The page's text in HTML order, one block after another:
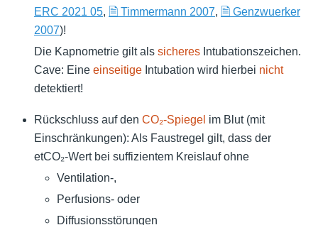
ERC 2021 05, 🗎 Timmermann 2007, 🗎 Genzwuerker
2007)!
Die Kapnometrie gilt als sicheres Intubationszeichen.
Cave: Eine einseitige Intubation wird hierbei nicht
detektiert!
Rückschluss auf den CO₂-Spiegel im Blut (mit
Einschränkungen): Als Faustregel gilt, dass der
etCO₂-Wert bei suffizientem Kreislauf ohne
Ventilation-,
Perfusions- oder
Diffusionsstörungen